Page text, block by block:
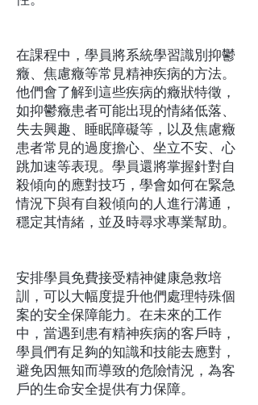
在課程中，學員將系統學習識別抑鬱
癥、焦慮癥等常見精神疾病的方法。
他們會了解到這些疾病的癥狀特徵，
如抑鬱癥患者可能出現的情緒低落、
失去興趣、睡眠障礙等，以及焦慮癥
患者常見的過度擔心、坐立不安、心
跳加速等表現。學員還將掌握針對自
殺傾向的應對技巧，學會如何在緊急
情況下與有自殺傾向的人進行溝通，
穩定其情緒，並及時尋求專業幫助。
安排學員免費接受精神健康急救培
訓，可以大幅度提升他們處理特殊個
案的安全保障能力。在未來的工作
中，當遇到患有精神疾病的客戶時，
學員們有足夠的知識和技能去應對，
避免因無知而導致的危險情況，為客
戶的生命安全提供有力保障。